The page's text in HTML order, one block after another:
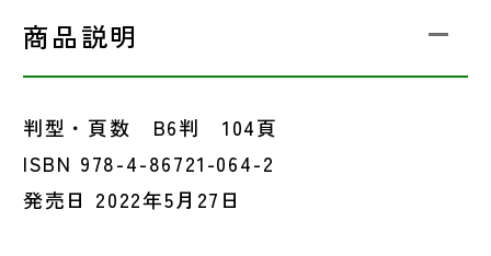
商品説明
判型・頁数 B6判 104頁
ISBN 978-4-86721-064-2
発売日 2022年5月27日